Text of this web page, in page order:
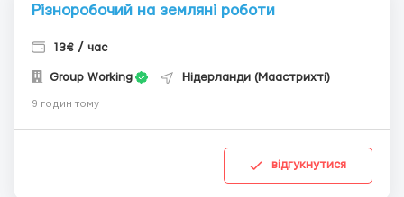
Різноробочий на земляні роботи
13€ / час
Group Working Нідерланди (Маастрихті)
9 годин тому
відгукнутися